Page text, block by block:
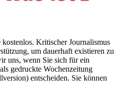
Kritischer Journalismus
um dauerhaft existieren zu
uns, wenn Sie sich für ein
gedruckte Wochenzeitung
entscheiden. Sie können